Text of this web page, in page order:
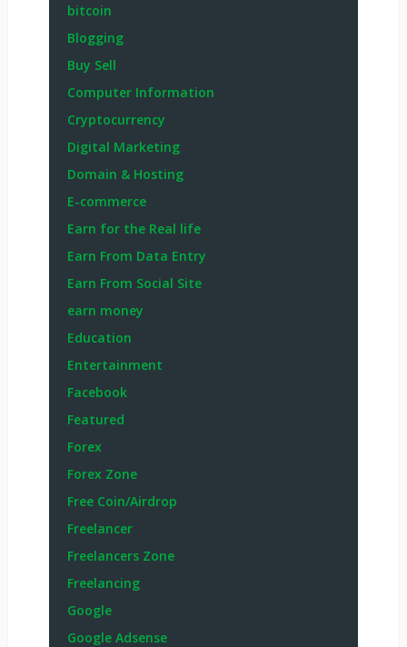
bitcoin
Blogging
Buy Sell
Computer Information
Cryptocurrency
Digital Marketing
Domain & Hosting
E-commerce
Earn for the Real life
Earn From Data Entry
Earn From Social Site
earn money
Education
Entertainment
Facebook
Featured
Forex
Forex Zone
Free Coin/Airdrop
Freelancer
Freelancers Zone
Freelancing
Google
Google Adsense